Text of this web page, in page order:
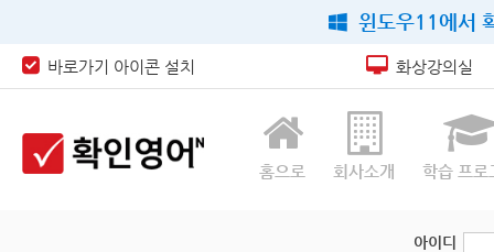
윈도우11에서
바로가기 아이콘 설치 화상강의실
홈으로 회사소개 학습 프로
아이디